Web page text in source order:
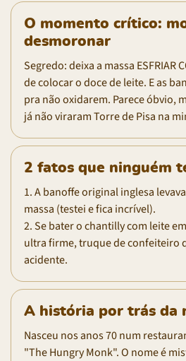
O momento crítico:
desmoronar
Segredo: deixa a massa ESFRIAR
de colocar o doce de leite. E as
pra não oxidarem. Parece óbvio,
já não viraram Torre de Pisa na
2 fatos que ninguém
1. A banoffe original inglesa
massa (testei e fica incrível).
2. Se bater o chantilly com leite
ultra firme, truque de confeiteiro
acidente.
A história por trás da
Nasceu nos anos 70 num
"The Hungry Monk". O nome é